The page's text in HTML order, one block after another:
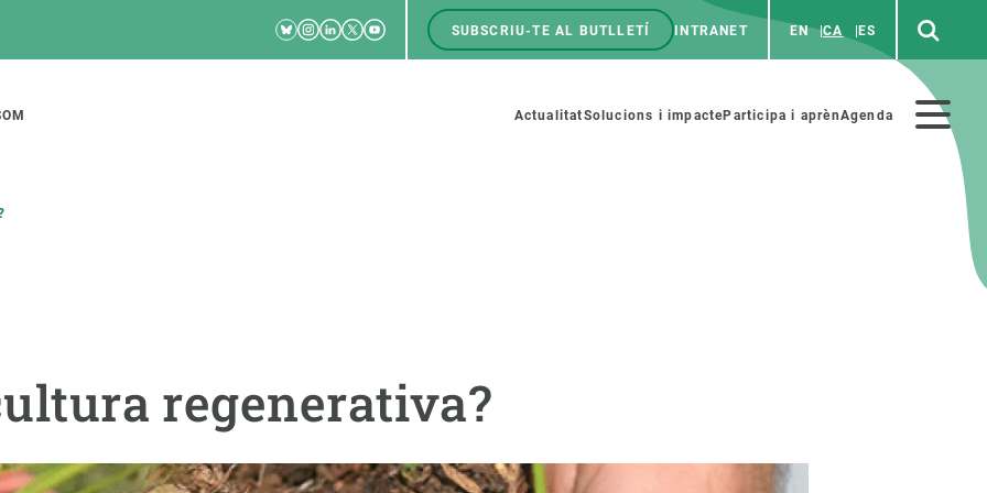
RRSS
Bluesky
Instagram
Linkedin
TwitterYoutube
Menú
SUBSCRIU-TE AL BUTLLETÍ INTRANET EN CA ES
Menú
ActualitatSolucions i impacteParticipa i aprènAgenda
regenerativa?
ecosistemes
Solucions
Política i gestió
Oportunitats acadèmiques
Demana la teva beca ERC
Fes ciència amb nosaltres
COL·LABORA Notícies